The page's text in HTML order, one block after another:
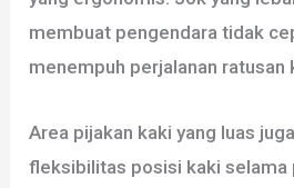
membuat pengendara tidak
menempuh perjalanan ratusan
Area pijakan kaki yang luas
fleksibilitas posisi kaki selama